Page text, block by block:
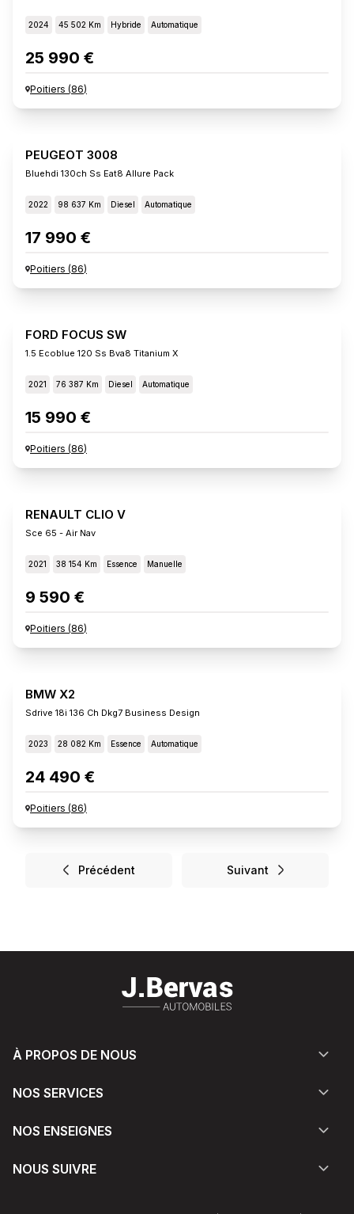
2024 45 502 Km Hybride Automatique
25 990 €
Poitiers (86)
PEUGEOT 3008
Bluehdi 130ch Ss Eat8 Allure Pack
2022 98 637 Km Diesel Automatique
17 990 €
Poitiers (86)
FORD FOCUS SW
1.5 Ecoblue 120 Ss Bva8 Titanium X
2021 76 387 Km Diesel Automatique
15 990 €
Poitiers (86)
RENAULT CLIO V
Sce 65 - Air Nav
2021 38 154 Km Essence Manuelle
9 590 €
Poitiers (86)
BMW X2
Sdrive 18i 136 Ch Dkg7 Business Design
2023 28 082 Km Essence Automatique
24 490 €
Poitiers (86)
Précédent Suivant
À PROPOS DE NOUS
NOS SERVICES
NOS ENSEIGNES
NOUS SUIVRE